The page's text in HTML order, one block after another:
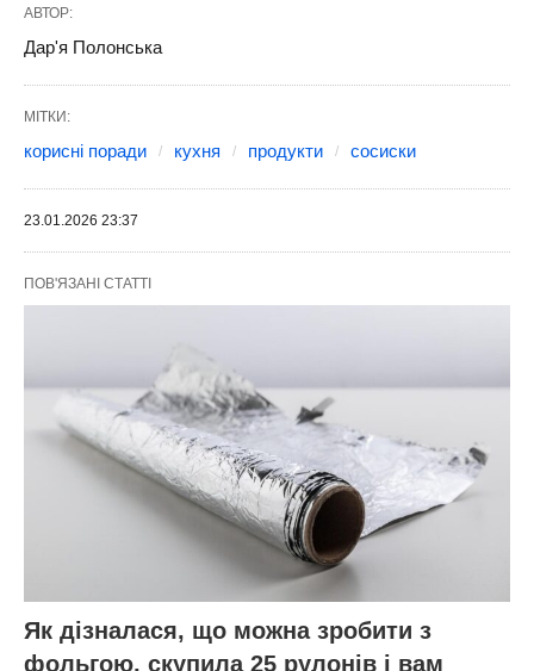
АВТОР:
Дар'я Полонська
МІТКИ:
корисні поради кухня продукти сосиски
23.01.2026 23:37
ПОВ'ЯЗАНІ СТАТТІ
Як дізналася, що можна зробити з
фольгою, скупила 25 рулонів і вам